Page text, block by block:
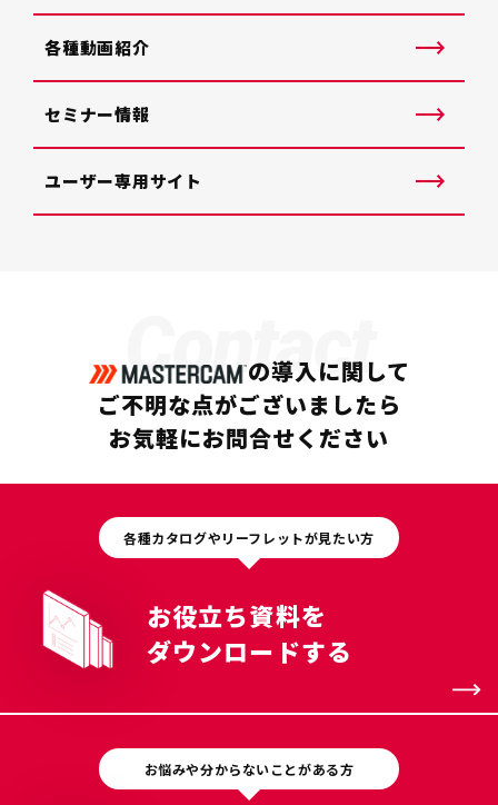
各種動画紹介
セミナー情報
ユーザー専用サイト
Contact
の導入に関して
ご不明な点がございましたら
お気軽にお問合せください
各種カタログやリーフレットが見たい方
お役立ち資料を
ダウンロードする
お悩みや分からないことがある方